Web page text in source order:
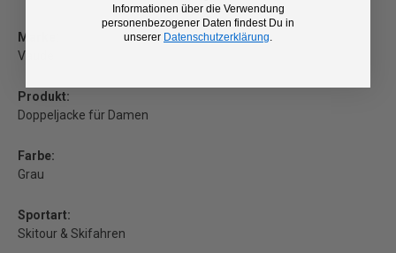
Marke:
Vaude
Produkt:
Doppeljacke für Damen
Farbe:
Grau
Sportart:
Skitour & Skifahren
Informationen über die Verwendung
personenbezogener Daten findest Du in
unserer Datenschutzerklärung.